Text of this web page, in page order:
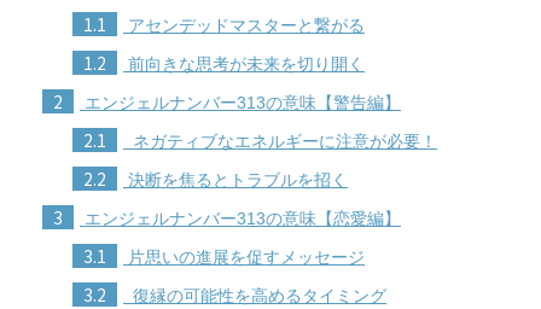
1.1 アセンデッドマスターと繋がる
1.2 前向きな思考が未来を切り開く
2 エンジェルナンバー313の意味【警告編】
2.1 ネガティブなエネルギーに注意が必要！
2.2 決断を焦るとトラブルを招く
3 エンジェルナンバー313の意味【恋愛編】
3.1 片思いの進展を促すメッセージ
3.2 復縁の可能性を高めるタイミング